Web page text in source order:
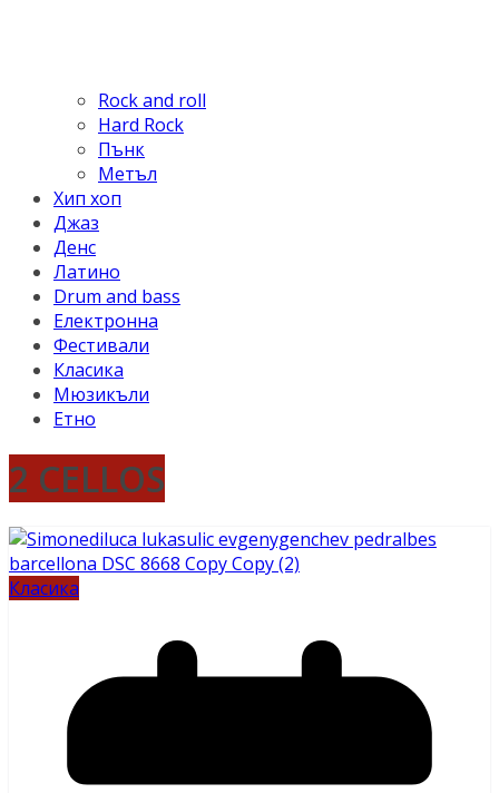
Rock and roll
Hard Rock
Пънк
Метъл
Хип хоп
Джаз
Денс
Латино
Drum and bass
Електронна
Фестивали
Класика
Мюзикъли
Етно
2 CELLOS
Класика